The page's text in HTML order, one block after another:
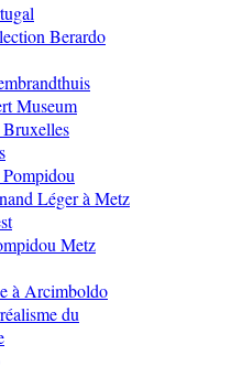
Berardo
Museum
Léger à Metz
Metz
à Arcimboldo
du